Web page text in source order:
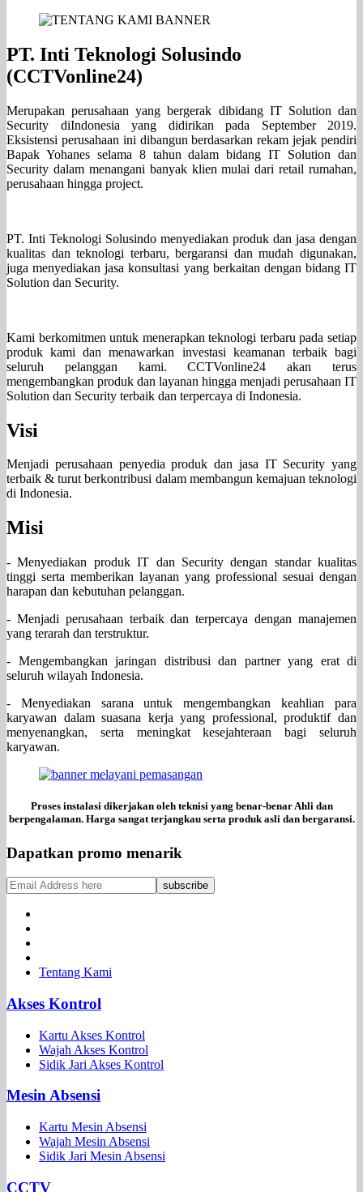
PT. Inti Teknologi Solusindo
(CCTVonline24)
Merupakan perusahaan yang bergerak dibidang IT Solution dan
Security diIndonesia yang didirikan pada September 2019.
Eksistensi perusahaan ini dibangun berdasarkan rekam jejak pendiri
Bapak Yohanes selama 8 tahun dalam bidang IT Solution dan
Security dalam menangani banyak klien mulai dari retail rumahan,
perusahaan hingga project.
PT. Inti Teknologi Solusindo menyediakan produk dan jasa dengan
kualitas dan teknologi terbaru, bergaransi dan mudah digunakan,
juga menyediakan jasa konsultasi yang berkaitan dengan bidang IT
Solution dan Security.
Kami berkomitmen untuk menerapkan teknologi terbaru pada setiap
produk kami dan menawarkan investasi keamanan terbaik bagi
seluruh pelanggan kami. CCTVonline24 akan terus
mengembangkan produk dan layanan hingga menjadi perusahaan IT
Solution dan Security terbaik dan terpercaya di Indonesia.
Visi
Menjadi perusahaan penyedia produk dan jasa IT Security yang
terbaik & turut berkontribusi dalam membangun kemajuan teknologi
di Indonesia.
Misi
- Menyediakan produk IT dan Security dengan standar kualitas
tinggi serta memberikan layanan yang professional sesuai dengan
harapan dan kebutuhan pelanggan.
- Menjadi perusahaan terbaik dan terpercaya dengan manajemen
yang terarah dan terstruktur.
- Mengembangkan jaringan distribusi dan partner yang erat di
seluruh wilayah Indonesia.
- Menyediakan sarana untuk mengembangkan keahlian para
karyawan dalam suasana kerja yang professional, produktif dan
menyenangkan, serta meningkat kesejahteraan bagi seluruh
karyawan.
Proses instalasi dikerjakan oleh teknisi yang benar-benar Ahli dan
berpengalaman. Harga sangat terjangkau serta produk asli dan bergaransi.
Dapatkan promo menarik
Tentang Kami
Akses Kontrol
Kartu Akses Kontrol
Wajah Akses Kontrol
Sidik Jari Akses Kontrol
Mesin Absensi
Kartu Mesin Absensi
Wajah Mesin Absensi
Sidik Jari Mesin Absensi
CCTV